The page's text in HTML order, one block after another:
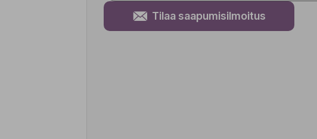
Tilaa saapumisilmoitus